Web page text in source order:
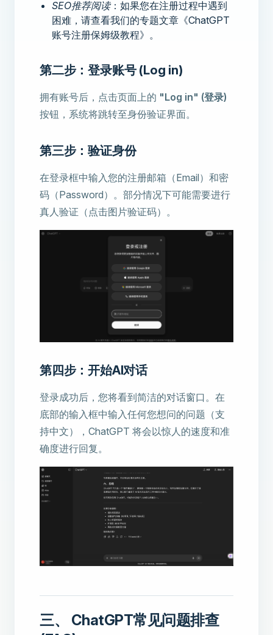
SEO推荐阅读：如果您在注册过程中遇到
困难，请查看我们的专题文章《ChatGPT
账号注册保姆级教程》。
第二步：登录账号 (Log in)
拥有账号后，点击页面上的 "Log in" (登录)
按钮，系统将跳转至身份验证界面。
第三步：验证身份
在登录框中输入您的注册邮箱（Email）和密
码（Password）。部分情况下可能需要进行
真人验证（点击图片验证码）。
第四步：开始AI对话
登录成功后，您将看到简洁的对话窗口。在
底部的输入框中输入任何您想问的问题（支
持中文），ChatGPT 将会以惊人的速度和准
确度进行回复。
三、 ChatGPT常见问题排查